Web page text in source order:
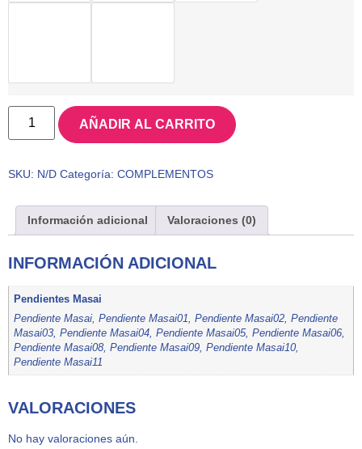
AÑADIR AL CARRITO
SKU: N/D Categoría: COMPLEMENTOS
Información adicional Valoraciones (0)
INFORMACIÓN ADICIONAL
Pendientes Masai
Pendiente Masai, Pendiente Masai01, Pendiente Masai02, Pendiente
Masai03, Pendiente Masai04, Pendiente Masai05, Pendiente Masai06,
Pendiente Masai08, Pendiente Masai09, Pendiente Masai10,
Pendiente Masai11
VALORACIONES
No hay valoraciones aún.